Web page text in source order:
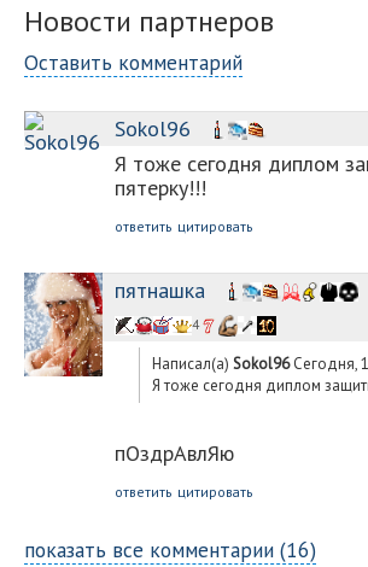
Новости партнеров
Оставить комментарий
Sokol96
Я тоже сегодня диплом
пятерку!!!
ответить цитировать
пятнашка
4
Написал(а) Sokol96Сегодня,
Я тоже сегодня диплом
пОздрАвлЯю
ответить цитировать
показать все комментарии (16)